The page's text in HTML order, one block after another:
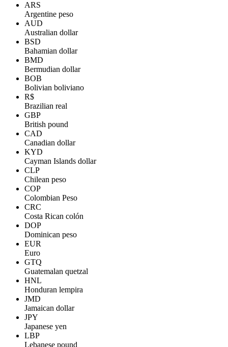
ARS
Argentine peso
AUD
Australian dollar
BSD
Bahamian dollar
BMD
Bermudian dollar
BOB
Bolivian boliviano
R$
Brazilian real
GBP
British pound
CAD
Canadian dollar
KYD
Cayman Islands dollar
CLP
Chilean peso
COP
Colombian Peso
CRC
Costa Rican colón
DOP
Dominican peso
EUR
Euro
GTQ
Guatemalan quetzal
HNL
Honduran lempira
JMD
Jamaican dollar
JPY
Japanese yen
LBP
Lebanese pound